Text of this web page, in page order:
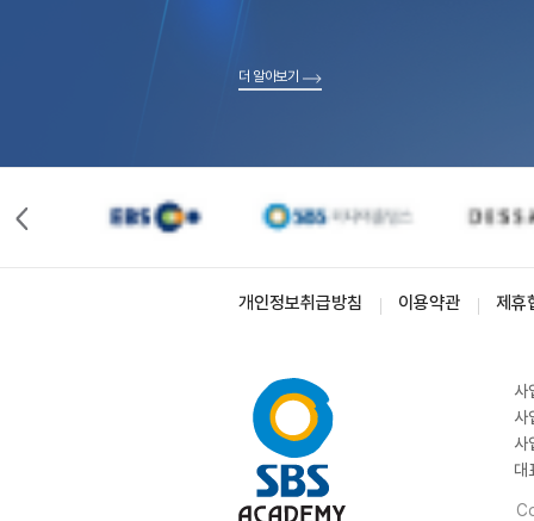
더 알아보기
개인정보취급방침 이용약관 제휴
사
사
사
대